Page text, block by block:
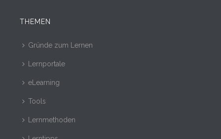
THEMEN
Gründe zum Lernen
Lernportale
eLearning
Tools
Lernmethoden